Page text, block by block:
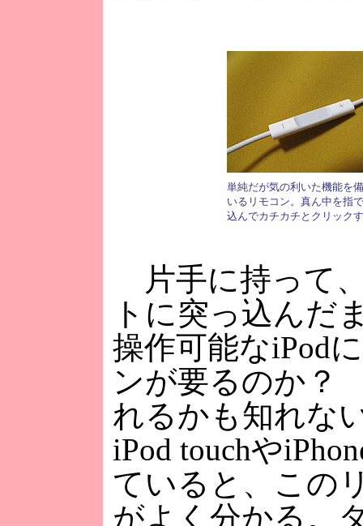
単純だが気の利いた機能を
いるリモコン。真ん中を指
込んでカチカチとクリック
片手に持って
トに突っ込んだ
操作可能なiPod
ンが要るのか
れるかも知れな
iPod touchや
ていると、この
がよく分かる。